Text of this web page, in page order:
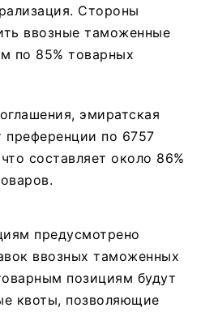
Стороны
ввозные таможенные
по 85% товарных
эмиратская
преференции по 6757
составляет около 86%
предусмотрено
ввозных таможенных
позициям будут
квоты, позволяющие